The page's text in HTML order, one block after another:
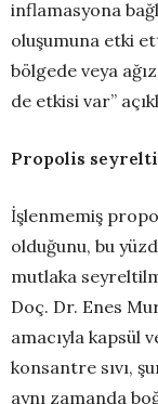
inflamasyona
oluşumuna etki
bölgede veya
de etkisi var”
Propolis
İşlenmemiş
olduğunu, bu
mutlaka
Doç. Dr. Enes
amacıyla kapsül
konsantre sıvı,
aynı zamanda